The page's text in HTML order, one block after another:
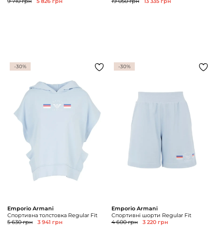
-30%
Emporio Armani
Спортивна толстовка Regular Fit
5 630 грн
3 941 грн
-30%
Emporio Armani
Спортивні шорти Regular Fit
4 600 грн
3 220 грн